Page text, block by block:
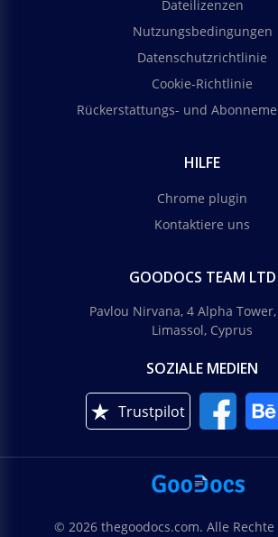
Dateilizenzen
Nutzungsbedingungen
Datenschutzrichtlinie
Cookie-Richtlinie
Rückerstattungs- und
HILFE
Chrome plugin
Kontaktiere uns
GOODOCS TEAM LTD
Pavlou Nirvana, 4 Alpha
Limassol, Cyprus
SOZIALE MEDIEN
Trustpilot
© 2026 thegoodocs.com. Alle